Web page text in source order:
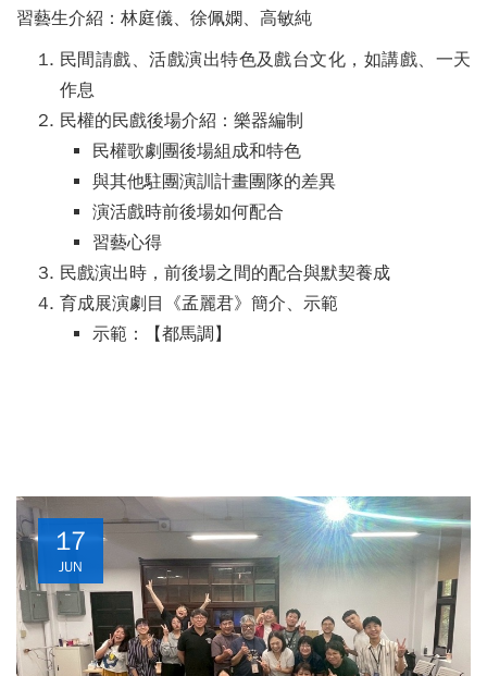
習藝生介紹：林庭儀、徐佩嫻、高敏純
民間請戲、活戲演出特色及戲台文化，如講戲、一天
作息
民權的民戲後場介紹：樂器編制
民權歌劇團後場組成和特色
與其他駐團演訓計畫團隊的差異
演活戲時前後場如何配合
習藝心得
民戲演出時，前後場之間的配合與默契養成
育成展演劇目《孟麗君》簡介、示範
示範：【都馬調】
17
JUN